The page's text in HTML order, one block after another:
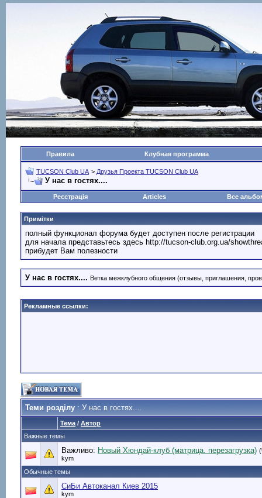
Правила Клубная программа
TUCSON Club UA > Друзья Проекта TUCSON Club UA
У нас в гостях....
Реєстрація
Articles Все
Примітки
полный функционал форума будет доступен после регистрации
для начала представьтесь здесь http://tucson-club.org.ua/
прибудет Вам полезности
У нас в гостях.... Ветка межклубного общения (отзывы, приглашения,
Рекламные ссылки:
Теми розділу : У нас в гостях....
Тема / Автор
Важные темы
Важливо: Новый Хюндай-клуб (матрица. перезагрузка) (
kym
Обычные темы
СиБи Автоканал Киев 2015
kym